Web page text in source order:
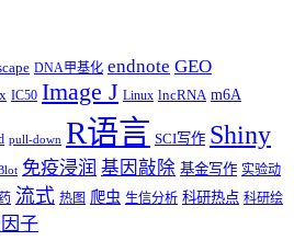
DNA甲基化 endnote GEO
IC50 Image J Linux lncRNA m6A
pull-down R语言 SCI写作 Shiny
免疫浸润 基因敲除 基金写作 实验动
流式 热图 爬虫 生信分析 科研热点 科研绘
子